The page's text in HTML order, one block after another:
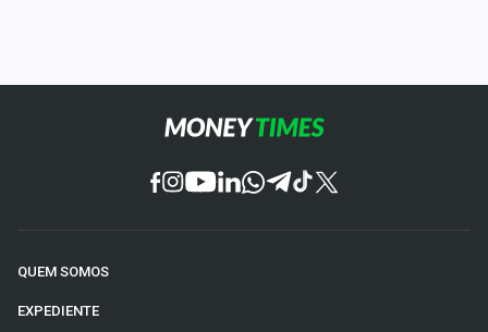
QUEM SOMOS
EXPEDIENTE